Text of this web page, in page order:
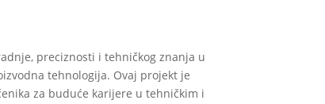
preciznosti i tehničkog znanja u
tehnologija. Ovaj projekt je
za buduće karijere u tehničkim i